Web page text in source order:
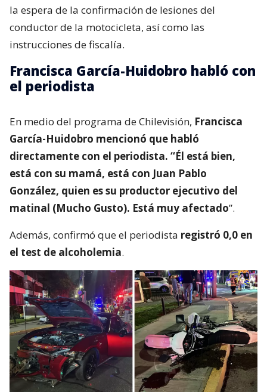
la espera de la confirmación de lesiones del
conductor de la motocicleta, así como las
instrucciones de fiscalía.
Francisca García-Huidobro habló con
el periodista
En medio del programa de Chilevisión, Francisca
García-Huidobro mencionó que habló
directamente con el periodista. “Él está bien,
está con su mamá, está con Juan Pablo
González, quien es su productor ejecutivo del
matinal (Mucho Gusto). Está muy afectado”.
Además, confirmó que el periodista registró 0,0 en
el test de alcoholemia.